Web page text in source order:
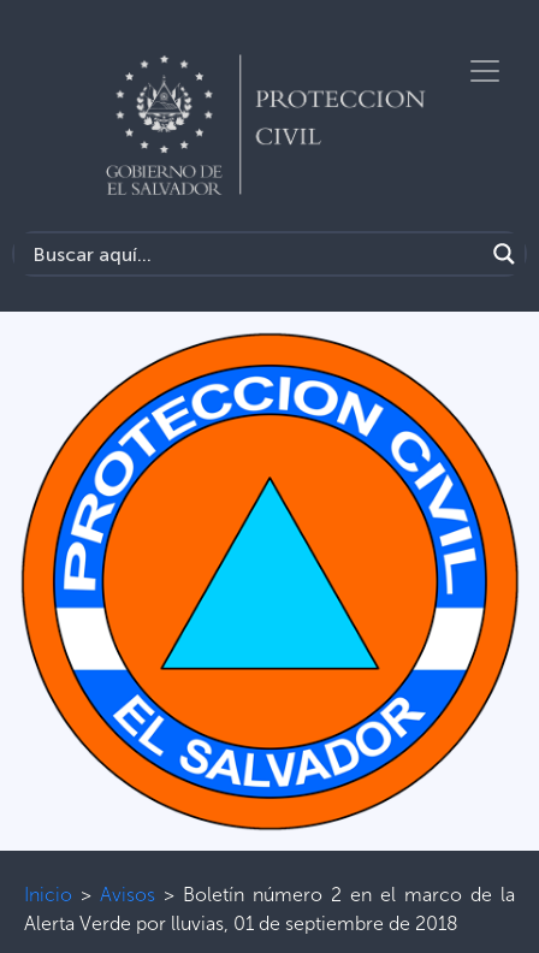
Inicio > Avisos > Boletín número 2 en el marco de la
Alerta Verde por lluvias, 01 de septiembre de 2018